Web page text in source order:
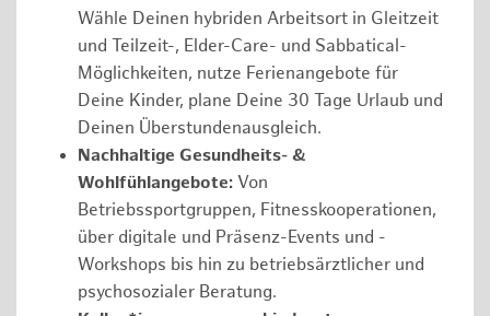
Wähle Deinen hybriden Arbeitsort in Gleitzeit
und Teilzeit-, Elder-Care- und Sabbatical-
Möglichkeiten, nutze Ferienangebote für
Deine Kinder, plane Deine 30 Tage Urlaub und
Deinen Überstundenausgleich.
Nachhaltige Gesundheits- &
Wohlfühlangebote: Von
Betriebssportgruppen, Fitnesskooperationen,
über digitale und Präsenz-Events und -
Workshops bis hin zu betriebsärztlicher und
psychosozialer Beratung.